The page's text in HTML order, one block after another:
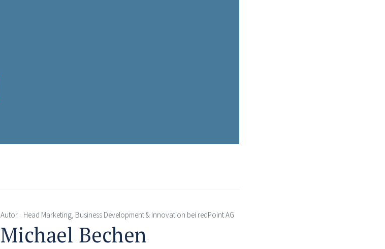
Autor Head Marketing, Business Development & Innovation bei redPoint AG
Michael Bechen